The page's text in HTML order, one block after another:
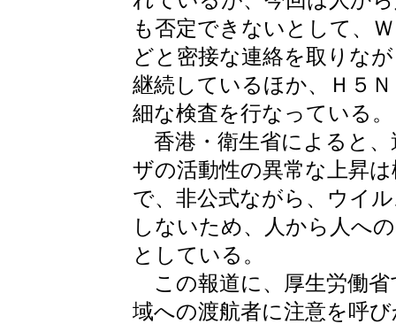
も否定できないとして、
どと密接な連絡を取りな
継続しているほか、Ｈ５
細な検査を行なっている。
香港・衛生省によると
ザの活動性の異常な上昇
で、非公式ながら、ウイ
しないため、人から人へ
としている。
この報道に、厚生労働
域への渡航者に注意を呼